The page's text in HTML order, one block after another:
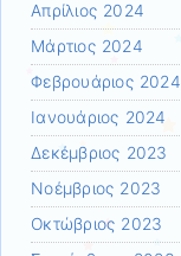
Απρίλιος 2024
Μάρτιος 2024
Φεβρουάριος 2024
Ιανουάριος 2024
Δεκέμβριος 2023
Νοέμβριος 2023
Οκτώβριος 2023